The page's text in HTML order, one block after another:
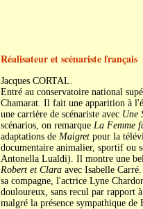
Réalisateur et scénariste français
Jacques CORTAL.
Entré au conservatoire national
Chamarat. Il fait une apparition à
une carrière de scénariste avec Une
scénarios, on remarque La Femme
adaptations de Maigretpour la
documentaire animalier, sportif ou
Antonella Lualdi). Il montre une
Robert et Claraavec Isabelle
sa compagne, l'actrice Lyne
douloureux, sans recul par rapport
malgré la présence sympathique